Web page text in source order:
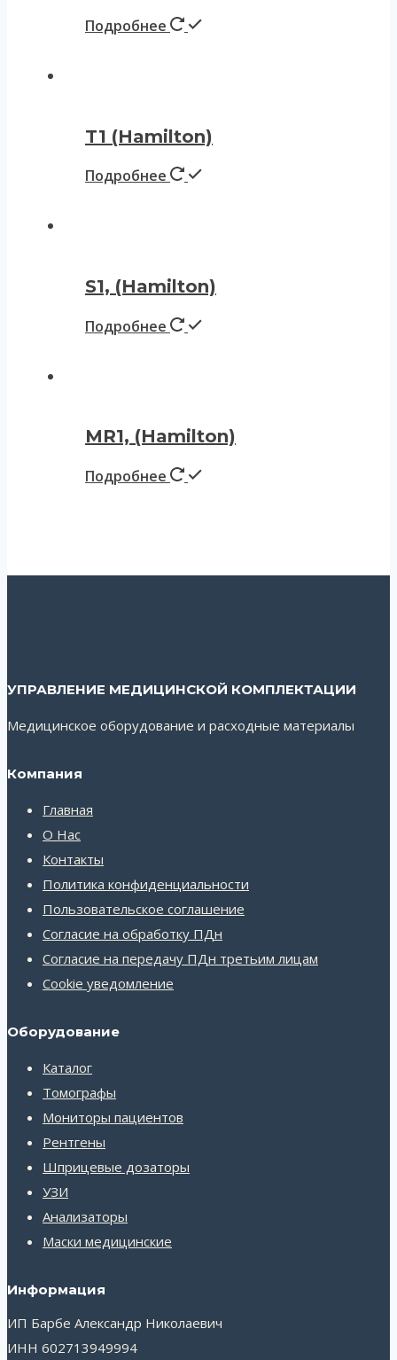
Подробнее
T1 (Hamilton)
Подробнее
S1, (Hamilton)
Подробнее
MR1, (Hamilton)
Подробнее
УПРАВЛЕНИЕ МЕДИЦИНСКОЙ КОМПЛЕКТАЦИИ
Медицинское оборудование и расходные материалы
Компания
Главная
О Нас
Контакты
Политика конфиденциальности
Пользовательское соглашение
Согласие на обработку ПДн
Согласие на передачу ПДн третьим лицам
Cookie уведомление
Оборудование
Каталог
Томографы
Мониторы пациентов
Рентгены
Шприцевые дозаторы
УЗИ
Анализаторы
Маски медицинские
Информация
ИП Барбе Александр Николаевич
ИНН 602713949994